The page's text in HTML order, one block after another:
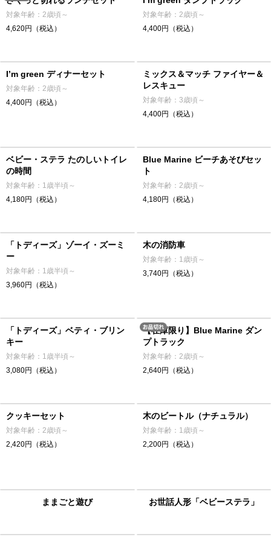
対象年齢：2歳頃～
4,620円（税込）
対象年齢：2歳頃～
4,400円（税込）
I’m green ディナーセット
対象年齢：2歳頃～
4,400円（税込）
ミックス＆マッチ ファイヤー＆
レスキュー
対象年齢：3歳頃～
4,400円（税込）
ベビー・ステラ たのしいトイレ
の時間
対象年齢：1歳半頃～
4,180円（税込）
Blue Marine ビーチあそびセッ
ト
対象年齢：2歳頃～
4,180円（税込）
「トディーズ」ゾーイ・ズーミ
ー
対象年齢：1歳半頃～
3,960円（税込）
木の消防車
対象年齢：1歳頃～
3,740円（税込）
「トディーズ」ベティ・ブリン
キー
対象年齢：1歳半頃～
3,080円（税込）
【在庫限り】Blue Marine ダン
プトラック
対象年齢：2歳頃～
2,640円（税込）
クッキーセット
対象年齢：2歳頃～
2,420円（税込）
木のビートル（ナチュラル）
対象年齢：1歳頃～
2,200円（税込）
ままごと遊び お世話人形「ベビーステラ」